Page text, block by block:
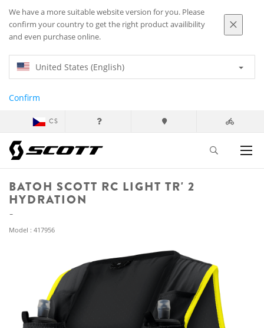
We have a more suitable website version for you. Please
confirm your country to get the right product availibility
and even purchase online.
United States (English)
Confirm
CS
BATOH SCOTT RC LIGHT TR' 2
HYDRATION
Model : 417956